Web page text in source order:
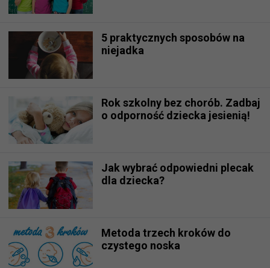
5 praktycznych sposobów na
niejadka
Rok szkolny bez chorób. Zadbaj
o odporność dziecka jesienią!
Jak wybrać odpowiedni plecak
dla dziecka?
Metoda trzech kroków do
czystego noska